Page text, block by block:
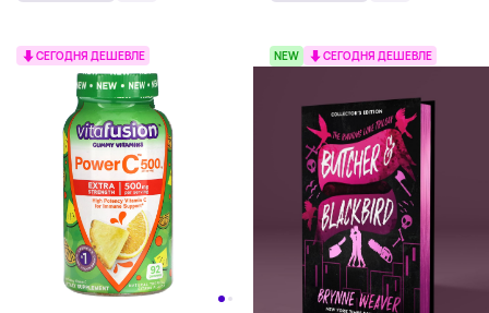
СЕГОДНЯ ДЕШЕВЛЕ NEW СЕГОДНЯ ДЕШЕВЛЕ